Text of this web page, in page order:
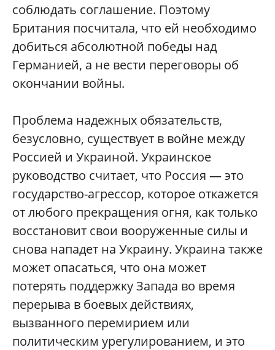
соблюдать соглашение. Поэтому
Британия посчитала, что ей необходимо
добиться абсолютной победы над
Германией, а не вести переговоры об
окончании войны.
Проблема надежных обязательств,
безусловно, существует в войне между
Россией и Украиной. Украинское
руководство считает, что Россия — это
государство-агрессор, которое откажется
от любого прекращения огня, как только
восстановит свои вооруженные силы и
снова нападет на Украину. Украина также
может опасаться, что она может
потерять поддержку Запада во время
перерыва в боевых действиях,
вызванного перемирием или
политическим урегулированием, и это